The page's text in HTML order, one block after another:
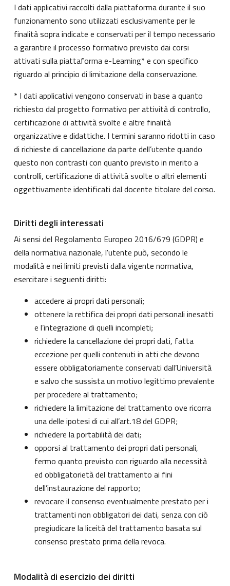
I dati applicativi raccolti dalla piattaforma durante il suo
funzionamento sono utilizzati esclusivamente per le
finalità sopra indicate e conservati per il tempo necessario
a garantire il processo formativo previsto dai corsi
attivati sulla piattaforma e-Learning* e con specifico
riguardo al principio di limitazione della conservazione.
* I dati applicativi vengono conservati in base a quanto
richiesto dal progetto formativo per attività di controllo,
certificazione di attività svolte e altre finalità
organizzative e didattiche. I termini saranno ridotti in caso
di richieste di cancellazione da parte dell’utente quando
questo non contrasti con quanto previsto in merito a
controlli, certificazione di attività svolte o altri elementi
oggettivamente identificati dal docente titolare del corso.
Diritti degli interessati
Ai sensi del Regolamento Europeo 2016/679 (GDPR) e
della normativa nazionale, l'utente può, secondo le
modalità e nei limiti previsti dalla vigente normativa,
esercitare i seguenti diritti:
accedere ai propri dati personali;
ottenere la rettifica dei propri dati personali inesatti
e l’integrazione di quelli incompleti;
richiedere la cancellazione dei propri dati, fatta
eccezione per quelli contenuti in atti che devono
essere obbligatoriamente conservati dall’Università
e salvo che sussista un motivo legittimo prevalente
per procedere al trattamento;
richiedere la limitazione del trattamento ove ricorra
una delle ipotesi di cui all’art.18 del GDPR;
richiedere la portabilità dei dati;
opporsi al trattamento dei propri dati personali,
fermo quanto previsto con riguardo alla necessità
ed obbligatorietà del trattamento ai fini
dell’instaurazione del rapporto;
revocare il consenso eventualmente prestato per i
trattamenti non obbligatori dei dati, senza con ciò
pregiudicare la liceità del trattamento basata sul
consenso prestato prima della revoca.
Modalità di esercizio dei diritti